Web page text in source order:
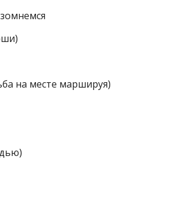
на месте маршируя)